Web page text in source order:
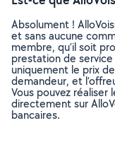
Absolument !
et sans aucune
membre, qu’il soit
prestation de
uniquement le prix
demandeur, et
Vous pouvez
directement sur
bancaires.